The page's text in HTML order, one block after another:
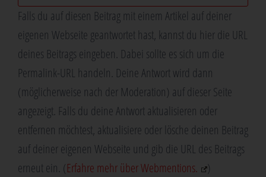
Falls du auf diesen Beitrag mit einem Artikel auf deiner
eigenen Webseite geantwortet hast, kannst du hier die URL
deines Beitrags eingeben. Dabei sollte es sich um die
Permalink-URL handeln. Deine Antwort wird dann
(möglicherweise nach der Moderation) auf dieser Seite
angezeigt. Falls du deine Antwort aktualisieren oder
entfernen möchtest, aktualisiere oder lösche deinen Beitrag
auf deiner eigenen Webseite und gib die URL des Beitrags
erneut ein. (Erfahre mehr über Webmentions.
)